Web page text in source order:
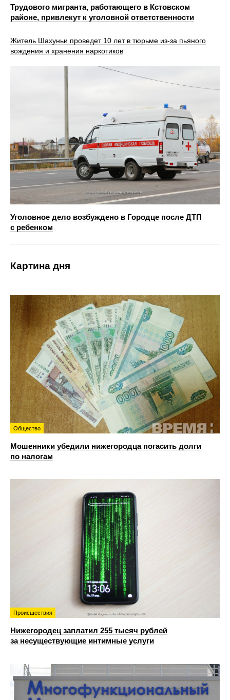
Трудового мигранта, работающего в Кстовском
районе, привлекут к уголовной ответственности
Житель Шахуньи проведет 10 лет в тюрьме из-за пьяного
вождения и хранения наркотиков
Уголовное дело возбуждено в Городце после ДТП
с ребенком
Картина дня
Общество
Мошенники убедили нижегородца погасить долги
по налогам
Происшествия
Нижегородец заплатил 255 тысяч рублей
за несуществующие интимные услуги